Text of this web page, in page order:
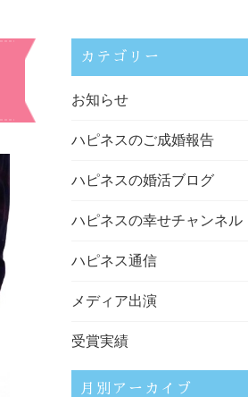
カテゴリー
お知らせ
ハピネスのご成婚報告
ハピネスの婚活ブログ
ハピネスの幸せチャンネル
ハピネス通信
メディア出演
受賞実績
月別アーカイブ